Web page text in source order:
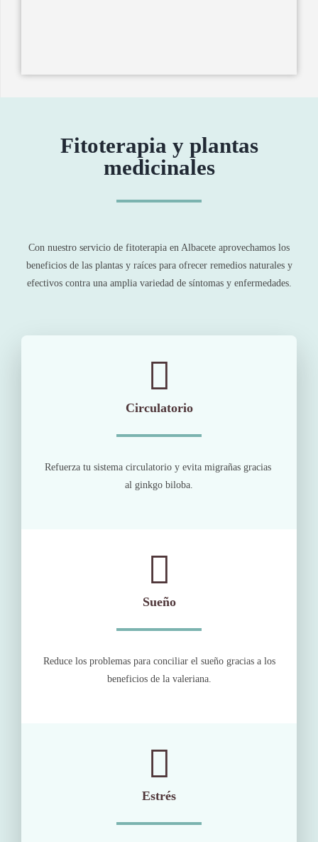
Fitoterapia y plantas
medicinales
Con nuestro servicio de fitoterapia en Albacete aprovechamos los
beneficios de las plantas y raíces para ofrecer remedios naturales y
efectivos contra una amplia variedad de síntomas y enfermedades.
Circulatorio
Refuerza tu sistema circulatorio y evita migrañas gracias
al ginkgo biloba.
Sueño
Reduce los problemas para conciliar el sueño gracias a los
beneficios de la valeriana.
Estrés